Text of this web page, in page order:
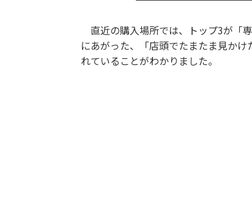
直近の購入場所では、トップ3が「
にあがった、「店頭でたまたま見か
れていることがわかりました。